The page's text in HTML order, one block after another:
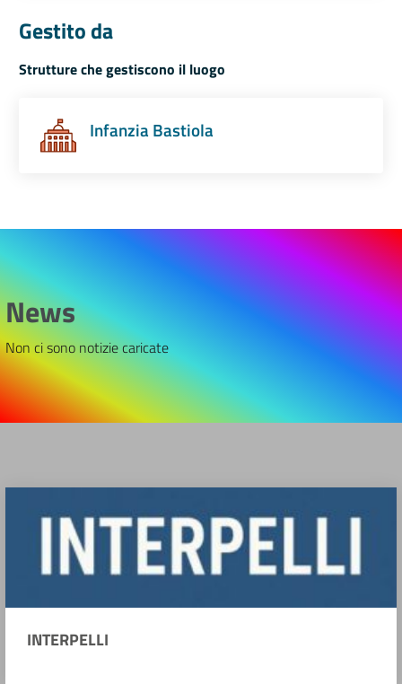
Gestito da
Strutture che gestiscono il luogo
Infanzia Bastiola
News
Non ci sono notizie caricate
INTERPELLI